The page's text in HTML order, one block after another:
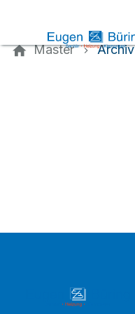
Master Archiv